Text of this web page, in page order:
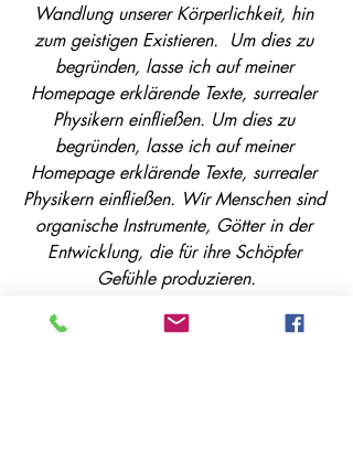
Wandlung unserer Körperlichkeit, hin
zum geistigen Existieren.  Um dies zu
begründen, lasse ich auf meiner
Homepage erklärende Texte, surrealer
Physikern einfließen. Um dies zu
begründen, lasse ich auf meiner
Homepage erklärende Texte, surrealer
Physikern einfließen. Wir Menschen sind
organische Instrumente, Götter in der
Entwicklung, die für ihre Schöpfer
Gefühle produzieren.
Wir werden, müssen auch ohne die